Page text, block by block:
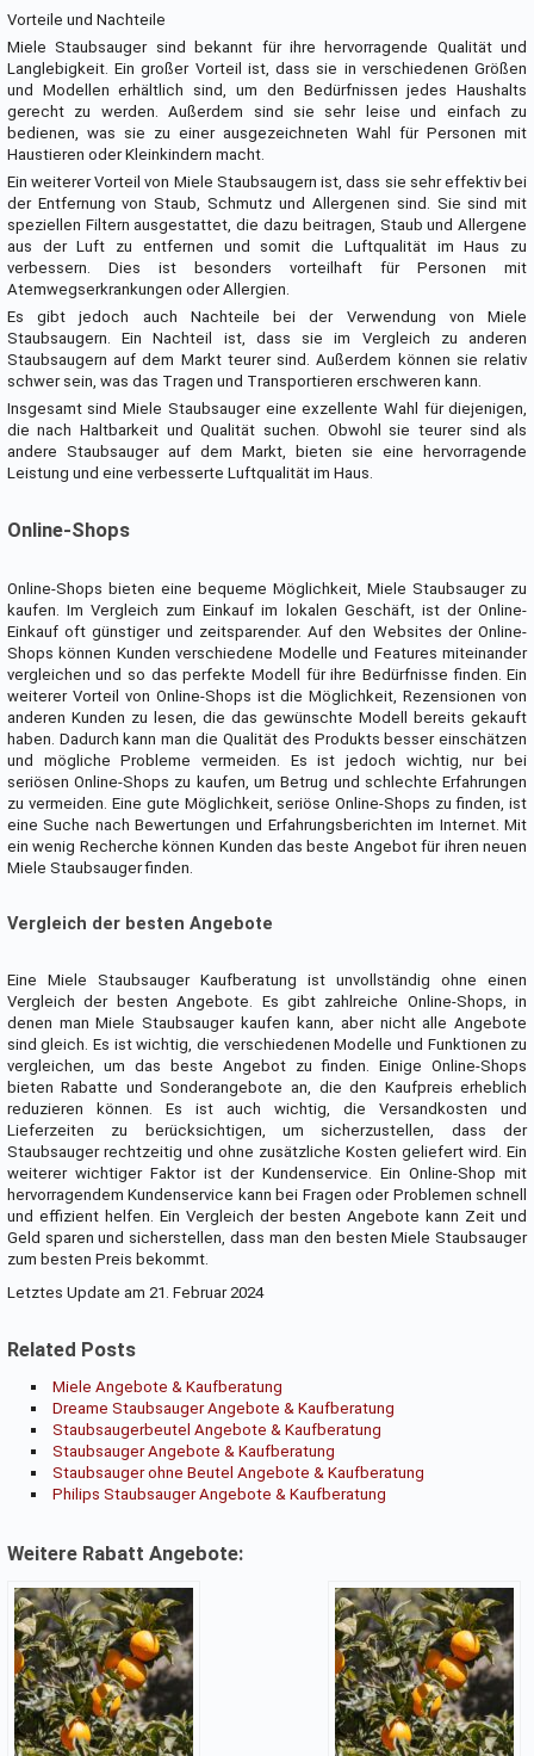
Vorteile und Nachteile
Miele Staubsauger sind bekannt für ihre hervorragende Qualität und
Langlebigkeit. Ein großer Vorteil ist, dass sie in verschiedenen Größen
und Modellen erhältlich sind, um den Bedürfnissen jedes Haushalts
gerecht zu werden. Außerdem sind sie sehr leise und einfach zu
bedienen, was sie zu einer ausgezeichneten Wahl für Personen mit
Haustieren oder Kleinkindern macht.
Ein weiterer Vorteil von Miele Staubsaugern ist, dass sie sehr effektiv bei
der Entfernung von Staub, Schmutz und Allergenen sind. Sie sind mit
speziellen Filtern ausgestattet, die dazu beitragen, Staub und Allergene
aus der Luft zu entfernen und somit die Luftqualität im Haus zu
verbessern. Dies ist besonders vorteilhaft für Personen mit
Atemwegserkrankungen oder Allergien.
Es gibt jedoch auch Nachteile bei der Verwendung von Miele
Staubsaugern. Ein Nachteil ist, dass sie im Vergleich zu anderen
Staubsaugern auf dem Markt teurer sind. Außerdem können sie relativ
schwer sein, was das Tragen und Transportieren erschweren kann.
Insgesamt sind Miele Staubsauger eine exzellente Wahl für diejenigen,
die nach Haltbarkeit und Qualität suchen. Obwohl sie teurer sind als
andere Staubsauger auf dem Markt, bieten sie eine hervorragende
Leistung und eine verbesserte Luftqualität im Haus.
Online-Shops
Online-Shops bieten eine bequeme Möglichkeit, Miele Staubsauger zu
kaufen. Im Vergleich zum Einkauf im lokalen Geschäft, ist der Online-
Einkauf oft günstiger und zeitsparender. Auf den Websites der Online-
Shops können Kunden verschiedene Modelle und Features miteinander
vergleichen und so das perfekte Modell für ihre Bedürfnisse finden. Ein
weiterer Vorteil von Online-Shops ist die Möglichkeit, Rezensionen von
anderen Kunden zu lesen, die das gewünschte Modell bereits gekauft
haben. Dadurch kann man die Qualität des Produkts besser einschätzen
und mögliche Probleme vermeiden. Es ist jedoch wichtig, nur bei
seriösen Online-Shops zu kaufen, um Betrug und schlechte Erfahrungen
zu vermeiden. Eine gute Möglichkeit, seriöse Online-Shops zu finden, ist
eine Suche nach Bewertungen und Erfahrungsberichten im Internet. Mit
ein wenig Recherche können Kunden das beste Angebot für ihren neuen
Miele Staubsauger finden.
Vergleich der besten Angebote
Eine Miele Staubsauger Kaufberatung ist unvollständig ohne einen
Vergleich der besten Angebote. Es gibt zahlreiche Online-Shops, in
denen man Miele Staubsauger kaufen kann, aber nicht alle Angebote
sind gleich. Es ist wichtig, die verschiedenen Modelle und Funktionen zu
vergleichen, um das beste Angebot zu finden. Einige Online-Shops
bieten Rabatte und Sonderangebote an, die den Kaufpreis erheblich
reduzieren können. Es ist auch wichtig, die Versandkosten und
Lieferzeiten zu berücksichtigen, um sicherzustellen, dass der
Staubsauger rechtzeitig und ohne zusätzliche Kosten geliefert wird. Ein
weiterer wichtiger Faktor ist der Kundenservice. Ein Online-Shop mit
hervorragendem Kundenservice kann bei Fragen oder Problemen schnell
und effizient helfen. Ein Vergleich der besten Angebote kann Zeit und
Geld sparen und sicherstellen, dass man den besten Miele Staubsauger
zum besten Preis bekommt.
Letztes Update am 21. Februar 2024
Related Posts
Miele Angebote & Kaufberatung
Dreame Staubsauger Angebote & Kaufberatung
Staubsaugerbeutel Angebote & Kaufberatung
Staubsauger Angebote & Kaufberatung
Staubsauger ohne Beutel Angebote & Kaufberatung
Philips Staubsauger Angebote & Kaufberatung
Weitere Rabatt Angebote: